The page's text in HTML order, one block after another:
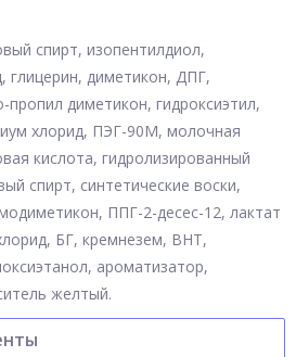
спирт, изопентилдиол,
глицерин, диметикон, ДПГ,
диметикон, гидроксиэтил,
хлорид, ПЭГ-90М, молочная
кислота, гидролизированный
спирт, синтетические воски,
ППГ-2-десес-12, лактат
БГ, кремнезем, ВНТ,
ароматизатор,
желтый.